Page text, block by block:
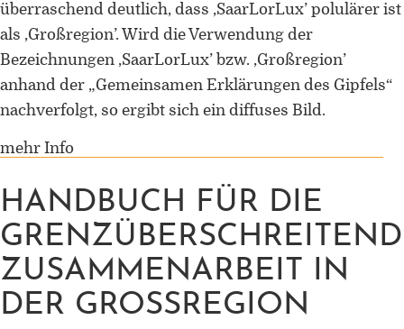
überraschend deutlich, dass ‚SaarLorLux’ polulärer ist
als ‚Großregion’. Wird die Verwendung der
Bezeichnungen ‚SaarLorLux’ bzw. ‚Großregion’
anhand der „Gemeinsamen Erklärungen des Gipfels“
nachverfolgt, so ergibt sich ein diffuses Bild.
mehr Info
HANDBUCH FÜR DIE
ZUSAMMENARBEIT IN
DER GROSSREGION